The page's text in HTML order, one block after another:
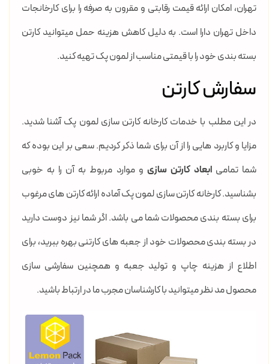
تهران، امکان ارائه قیمت رقابتی و مقرون به صرفه را برای کارخانجات
داخل تهران دارا است. به دلیل کاهش هزینه حمل میتوانید کارتن
بسته بندی خود را با قیمتی مناسب از لمون پک تهیه کنید.
سفارش کارتن
در این مطلب با خدمات کارخانه کارتن سازی لمون پک آشنا شدید.
مزایا و کاربرد هایی را از آن برای شما ذکر کردیم. سعی بر این بوده که
شما تمامیابعاد کارتن سازی و موارد مربوط به آن را به خوبی
بشناسید. کارخانه کارتن سازی لمون پک آماده ارائه کارتن های مرغوب
برای بسته بندی محصولات شما می باشد. اگر شما نیز دوست دارید
در بسته بندی محصولات خود از جعبه های کارتنی بهره ببرید، برای
اطلاع از هزینه چاپ و تولید جعبه و همچنین سفارشی سازی
محصول مد نظر میتوانید با کارشناسان مجرب ما در ارتباط باشید.